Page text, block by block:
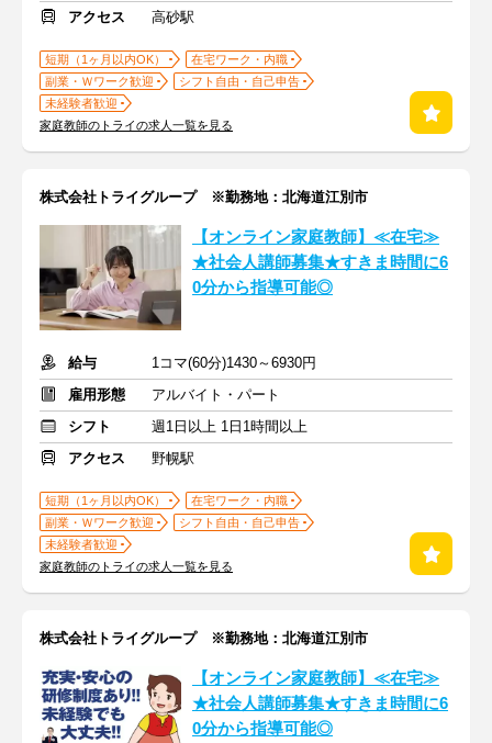
アクセス 高砂駅
短期（1ヶ月以内OK）
在宅ワーク・内職
副業・Ｗワーク歓迎
シフト自由・自己申告
未経験者歓迎
家庭教師のトライの求人一覧を見る
株式会社トライグループ ※勤務地：北海道江別市
【オンライン家庭教師】≪在宅≫
★社会人講師募集★すきま時間に6
0分から指導可能◎
給与
1コマ(60分)1430～6930円
雇用形態
アルバイト・パート
シフト
週1日以上 1日1時間以上
アクセス
野幌駅
短期（1ヶ月以内OK）
在宅ワーク・内職
副業・Ｗワーク歓迎
シフト自由・自己申告
未経験者歓迎
家庭教師のトライの求人一覧を見る
株式会社トライグループ ※勤務地：北海道江別市
【オンライン家庭教師】≪在宅≫
★社会人講師募集★すきま時間に6
0分から指導可能◎